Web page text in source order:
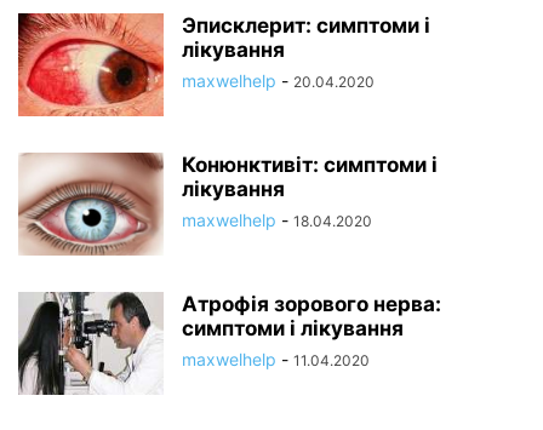
Эписклерит: симптоми і
лікування
maxwelhelp - 20.04.2020
Конюнктивіт: симптоми і
лікування
maxwelhelp - 18.04.2020
Атрофія зорового нерва:
симптоми і лікування
maxwelhelp - 11.04.2020